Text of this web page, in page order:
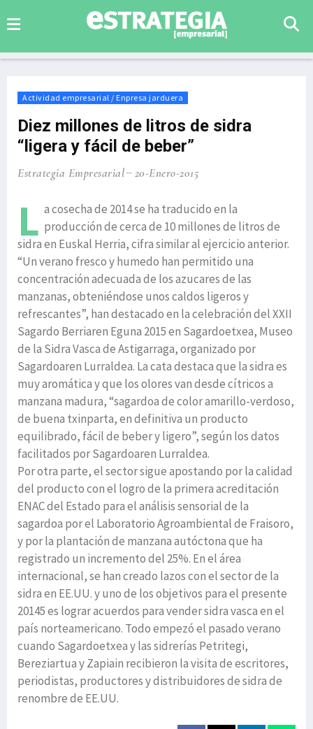
Actividad empresarial / Enpresa jarduera
Diez millones de litros de sidra
“ligera y fácil de beber”
Estrategia Empresarial 20-Enero-2015
L a cosecha de 2014 se ha traducido en la
producción de cerca de 10 millones de litros de
sidra en Euskal Herria, cifra similar al ejercicio anterior.
“Un verano fresco y humedo han permitido una
concentración adecuada de los azucares de las
manzanas, obteniéndose unos caldos ligeros y
refrescantes”, han destacado en la celebración del XXII
Sagardo Berriaren Eguna 2015 en Sagardoetxea, Museo
de la Sidra Vasca de Astigarraga, organizado por
Sagardoaren Lurraldea. La cata destaca que la sidra es
muy aromática y que los olores van desde cítricos a
manzana madura, “sagardoa de color amarillo-verdoso,
de buena txinparta, en definitiva un producto
equilibrado, fácil de beber y ligero”, según los datos
facilitados por Sagardoaren Lurraldea.
Por otra parte, el sector sigue apostando por la calidad
del producto con el logro de la primera acreditación
ENAC del Estado para el análisis sensorial de la
sagardoa por el Laboratorio Agroambiental de Fraisoro,
y por la plantación de manzana autóctona que ha
registrado un incremento del 25%. En el área
internacional, se han creado lazos con el sector de la
sidra en EE.UU. y uno de los objetivos para el presente
20145 es lograr acuerdos para vender sidra vasca en el
país norteamericano. Todo empezó el pasado verano
cuando Sagardoetxea y las sidrerías Petritegi,
Bereziartua y Zapiain recibieron la visita de escritores,
periodistas, productores y distribuidores de sidra de
renombre de EE.UU.